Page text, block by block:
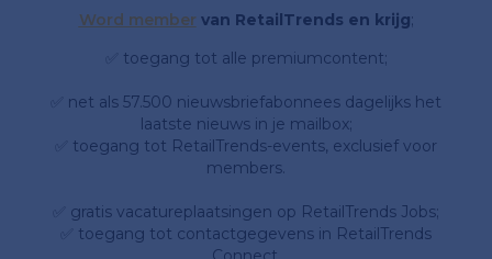
Word member van RetailTrends en krijg;
✅ toegang tot alle premiumcontent;
✅ net als 57.500 nieuwsbriefabonnees dagelijks het
laatste nieuws in je mailbox;
✅ toegang tot RetailTrends-events, exclusief voor
members.
✅ gratis vacatureplaatsingen op RetailTrends Jobs;
✅ toegang tot contactgegevens in RetailTrends